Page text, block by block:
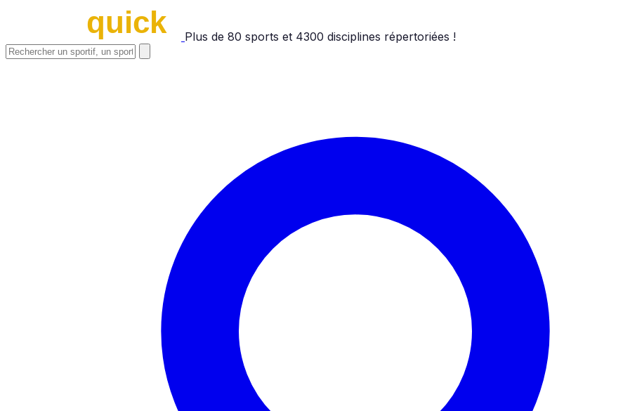
Plus de 80 sports et 4300 disciplines répertoriées !